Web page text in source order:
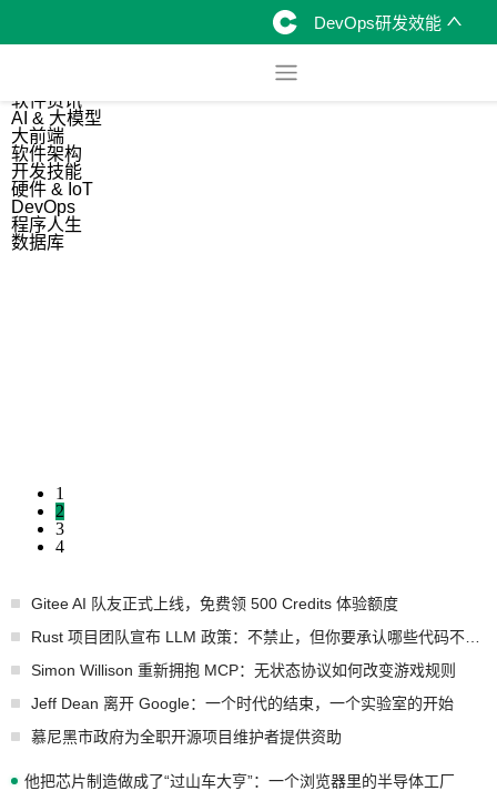
DevOps研发效能
软件资讯
AI & 大模型
大前端
软件架构
开发技能
硬件 & IoT
DevOps
程序人生
数据库
1
2
3
4
Gitee AI 队友正式上线，免费领 500 Credits 体验额度
Simon Willison 重新拥抱 MCP：无状态协议如何改变游戏规则
Jeff Dean 离开 Google：一个时代的结束，一个实验室的开始
慕尼黑市政府为全职开源项目维护者提供资助
他把芯片制造做成了“过山车大亨”：一个浏览器里的半导体工厂